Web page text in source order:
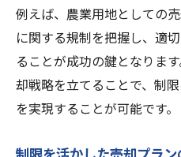
例えば、農業用地としての
に関する規制を把握し、適
ることが成功の鍵となりま
却戦略を立てることで、制
を実現することが可能です。